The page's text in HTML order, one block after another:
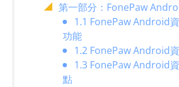
第一部分：FonePaw
1.1 FonePaw Android
功能
1.2 FonePaw Android
1.3 FonePaw Android
點